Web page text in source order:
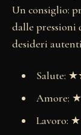
Un consiglio:
dalle
desideri
Salute: